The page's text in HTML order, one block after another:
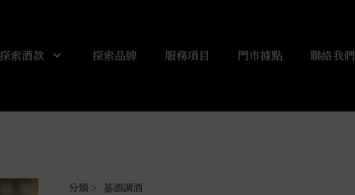
探索酒款 探索品牌 服務項目 門市據點 聯絡我們
基酒調酒